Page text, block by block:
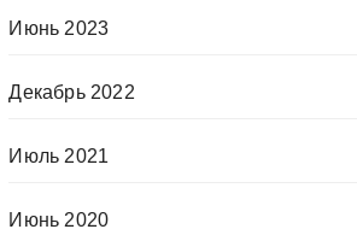
Июнь 2023
Декабрь 2022
Июль 2021
Июнь 2020